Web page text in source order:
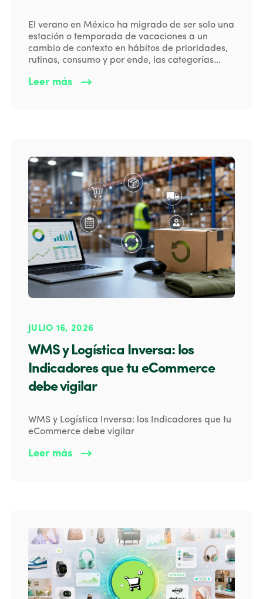
El verano en México ha migrado de ser solo una
estación o temporada de vacaciones a un
cambio de contexto en hábitos de prioridades,
rutinas, consumo y por ende, las categorías...
Leer más
JULIO 16, 2026
WMS y Logística Inversa: los
Indicadores que tu eCommerce
debe vigilar
WMS y Logística Inversa: los Indicadores que tu
eCommerce debe vigilar
Leer más